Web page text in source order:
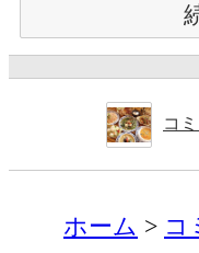
コ
ホーム コ